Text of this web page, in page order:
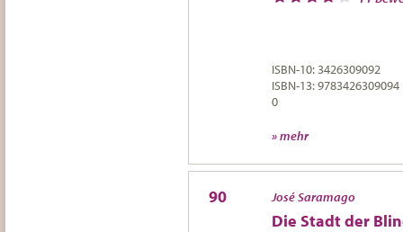
ISBN-10: 3426309092
ISBN-13: 9783426309094
0
» mehr
90 José Saramago
Die Stadt der